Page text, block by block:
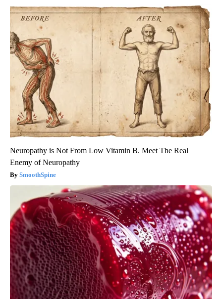
Neuropathy is Not From Low Vitamin B. Meet The Real
Enemy of Neuropathy
SmoothSpine